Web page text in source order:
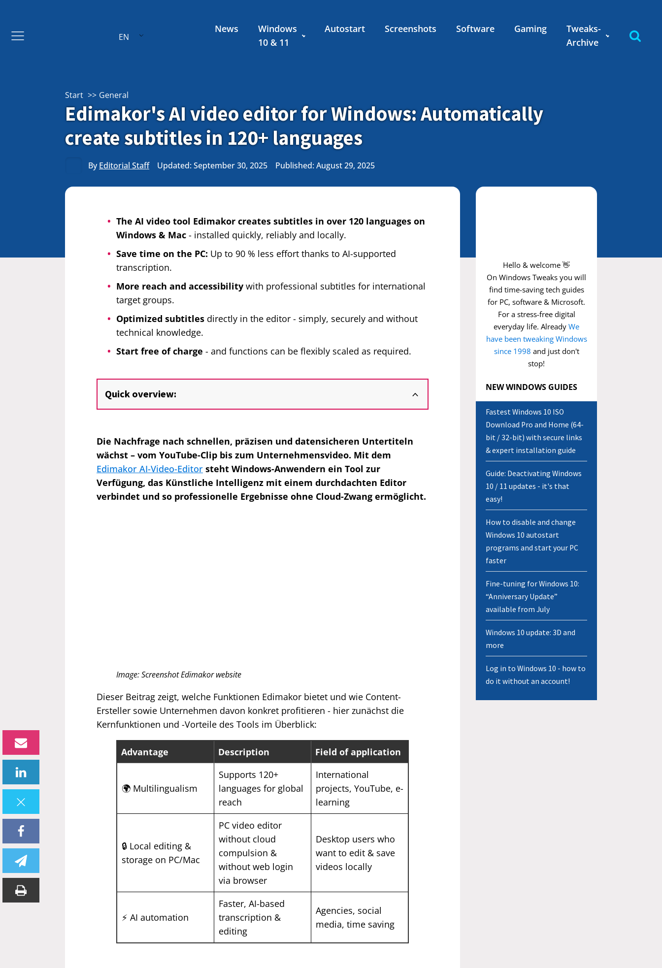
EN
News
Windows
10 & 11
Autostart Screenshots Software Gaming
Tweaks-
Archive
Start General
Edimakor's AI video editor for Windows: Automatically
create subtitles in 120+ languages
ByEditorial Staff Updated: September 30, 2025 Published:August 29, 2025
The AI video tool Edimakor creates subtitles in over 120 languages on
Windows & Mac - installed quickly, reliably and locally.
Save time on the PC: Up to 90 % less effort thanks to AI-supported
transcription.
More reach and accessibility with professional subtitles for international
target groups.
Optimized subtitles directly in the editor - simply, securely and without
technical knowledge.
Start free of charge - and functions can be flexibly scaled as required.
Quick overview:
Die Nachfrage nach schnellen, präzisen und datensicheren Untertiteln
wächst – vom YouTube-Clip bis zum Unternehmensvideo. Mit dem
Edimakor AI-Video-Editor steht Windows-Anwendern ein Tool zur
Verfügung, das Künstliche Intelligenz mit einem durchdachten Editor
verbindet und so professionelle Ergebnisse ohne Cloud-Zwang ermöglicht.
Image: Screenshot Edimakor website
Dieser Beitrag zeigt, welche Funktionen Edimakor bietet und wie Content-
Ersteller sowie Unternehmen davon konkret profitieren - hier zunächst die
Kernfunktionen und -Vorteile des Tools im Überblick:
Advantage Description Field of application
🌍 Multilingualism
Supports 120+
languages for global
reach
International
projects, YouTube, e-
learning
🔒 Local editing &
storage on PC/Mac
PC video editor
without cloud
compulsion &
without web login
via browser
Desktop users who
want to edit & save
videos locally
⚡ AI automation
Faster, AI-based
transcription &
editing
Agencies, social
media, time saving
Hello & welcome 👋
On Windows Tweaks you will
find time-saving tech guides
for PC, software & Microsoft.
For a stress-free digital
everyday life. Already We
have been tweaking Windows
since 1998 and just don't
stop!
NEW WINDOWS GUIDES
Fastest Windows 10 ISO
Download Pro and Home (64-
bit / 32-bit) with secure links
& expert installation guide
Guide: Deactivating Windows
10 / 11 updates - it's that
easy!
How to disable and change
Windows 10 autostart
programs and start your PC
faster
Fine-tuning for Windows 10:
“Anniversary Update”
available from July
Windows 10 update: 3D and
more
Log in to Windows 10 - how to
do it without an account!